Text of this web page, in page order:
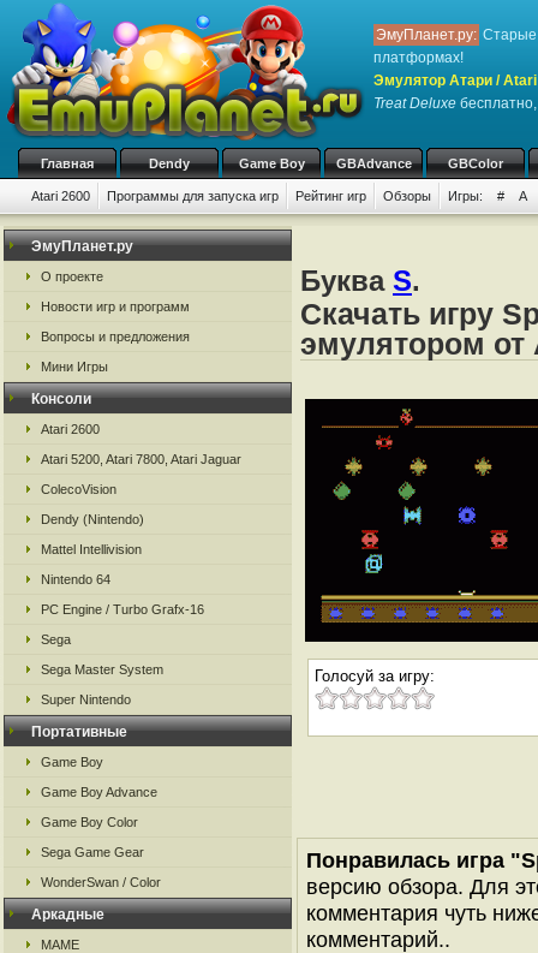
ЭмуПланет.ру: Старые
платформах!
Эмулятор Атари /
Treat Deluxe
Главная Dendy Game Boy GBAdvance GBColor
Atari 2600 Программы для запуска игр Рейтинг игр Обзоры Игры: # A
ЭмуПланет.ру
О проекте
Новости игр и программ
Вопросы и предложения
Мини Игры
Консоли
Atari 2600
Atari 5200, Atari 7800, Atari Jaguar
ColecoVision
Dendy (Nintendo)
Mattel Intellivision
Nintendo 64
PC Engine / Turbo Grafx-16
Sega
Sega Master System
Super Nintendo
Портативные
Game Boy
Game Boy Advance
Game Boy Color
Sega Game Gear
WonderSwan / Color
Аркадные
MAME
Буква S.
Скачать игру
эмулятором от
Голосуй за игру:
Понравилась игра
версию обзора. Для
комментария чуть
комментарий..